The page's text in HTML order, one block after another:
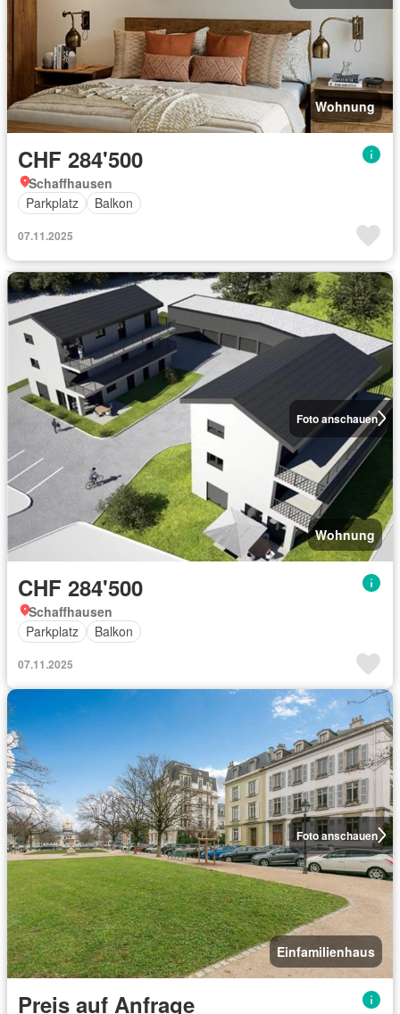
Wohnung
CHF 284'500
Schaffhausen
Parkplatz
Balkon
07.11.2025
Foto anschauen
Wohnung
CHF 284'500
Schaffhausen
Parkplatz
Balkon
07.11.2025
Foto anschauen
Einfamilienhaus
Preis auf Anfrage